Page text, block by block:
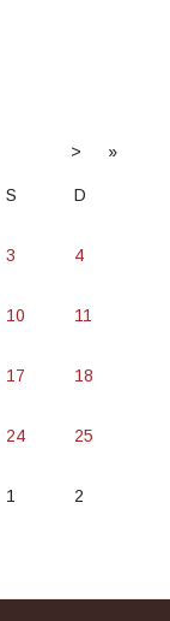
> »
S D
3 4
10 11
17 18
24 25
1 2